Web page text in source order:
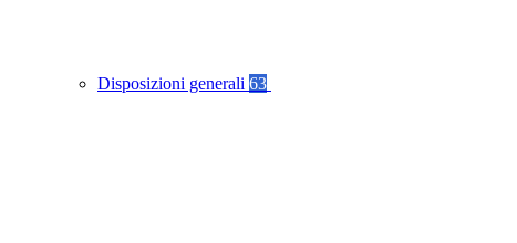
Disposizioni generali 63